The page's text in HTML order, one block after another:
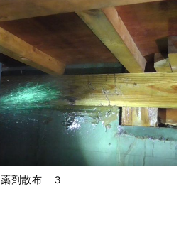
薬剤散布 ３